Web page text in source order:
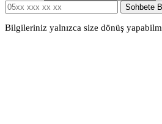
Sohbete
Bilgileriniz yalnızca size dönüş